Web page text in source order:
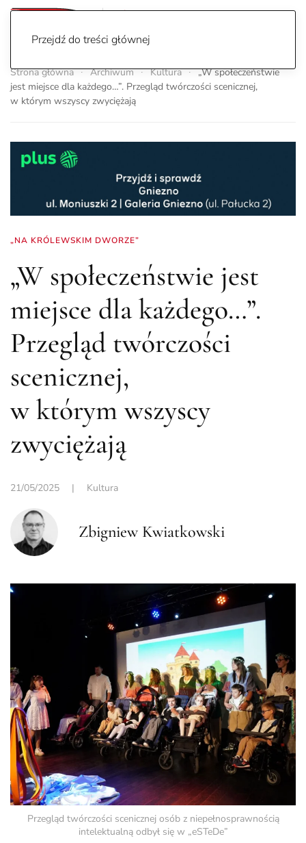
Przejdź do treści głównej
Strona główna Archiwum Kultura
„W społeczeństwie
jest miejsce dla każdego…”. Przegląd twórczości scenicznej,
w którym wszyscy zwyciężają
„NA KRÓLEWSKIM DWORZE”
„W społeczeństwie jest
miejsce dla każdego…”.
Przegląd twórczości
scenicznej,
w którym wszyscy
zwyciężają
21/05/2025 | Kultura
Zbigniew Kwiatkowski
Przegląd twórczości scenicznej osób z niepełnosprawnością
intelektualną odbył się w „eSTeDe”